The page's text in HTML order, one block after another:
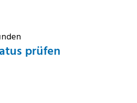
prüfen